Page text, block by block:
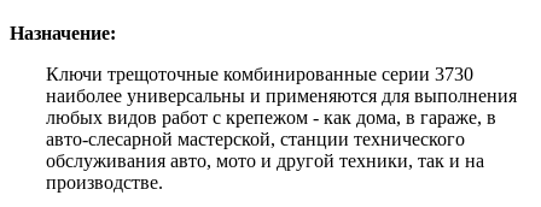
Назначение:
Ключи трещоточные комбинированные серии 3730
наиболее универсальны и применяются для выполнения
любых видов работ с крепежом - как дома, в гараже, в
авто-слесарной мастерской, станции технического
обслуживания авто, мото и другой техники, так и на
производстве.